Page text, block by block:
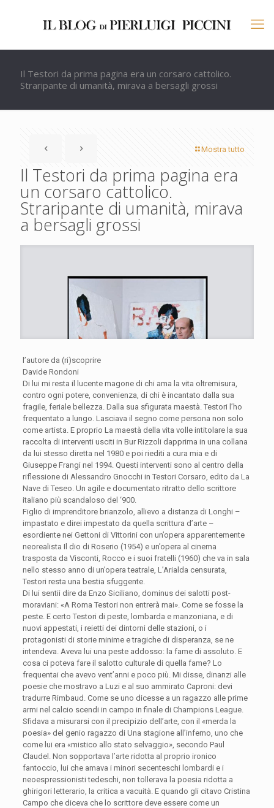
Il Testori da prima pagina era un corsaro cattolico.
Straripante di umanità, mirava a bersagli grossi
Mostra tutto
Il Testori da prima pagina era
un corsaro cattolico.
Straripante di umanità, mirava
a bersagli grossi
l’autore da (ri)scoprire
Davide Rondoni
Di lui mi resta il lucente magone di chi ama la vita oltremisura,
contro ogni potere, convenienza, di chi è incantato dalla sua
fragile, feriale bellezza. Dalla sua sfigurata maestà. Testori l’ho
frequentato a lungo. Lasciava il segno come persona non solo
come artista. E proprio La maestà della vita volle intitolare la sua
raccolta di interventi usciti in Bur Rizzoli dapprima in una collana
da lui stesso diretta nel 1980 e poi riediti a cura mia e di
Giuseppe Frangi nel 1994. Questi interventi sono al centro della
riflessione di Alessandro Gnocchi in Testori Corsaro, edito da La
Nave di Teseo. Un agile e documentato ritratto dello scrittore
italiano più scandaloso del ‘900.
Figlio di imprenditore brianzolo, allievo a distanza di Longhi –
impastato e direi impestato da quella scrittura d’arte –
esordiente nei Gettoni di Vittorini con un’opera apparentemente
neorealista Il dio di Roserio (1954) e un’opera al cinema
trasposta da Visconti, Rocco e i suoi fratelli (1960) che va in sala
nello stesso anno di un’opera teatrale, L’Arialda censurata,
Testori resta una bestia sfuggente.
Di lui sentii dire da Enzo Siciliano, dominus dei salotti post-
moraviani: «A Roma Testori non entrerà mai». Come se fosse la
peste. E certo Testori di peste, lombarda e manzoniana, e di
nuovi appestati, i reietti dei dintorni delle stazioni, o i
protagonisti di storie minime e tragiche di disperanza, se ne
intendeva. Aveva lui una peste addosso: la fame di assoluto. E
cosa ci poteva fare il salotto culturale di quella fame? Lo
frequentai che avevo vent’anni e poco più. Mi disse, dinanzi alle
poesie che mostravo a Luzi e al suo ammirato Caproni: devi
tradurre Rimbaud. Come se uno dicesse a un ragazzo alle prime
armi nel calcio scendi in campo in finale di Champions League.
Sfidava a misurarsi con il precipizio dell’arte, con il «merda la
poesia» del genio ragazzo di Una stagione all’inferno, uno che
come lui era «mistico allo stato selvaggio», secondo Paul
Claudel. Non sopportava l’arte ridotta al proprio ironico
fantoccio, lui che amava i minori secenteschi lombardi e i
neoespressionisti tedeschi, non tollerava la poesia ridotta a
ghirigori letterario, la critica a vacuità. E quando gli citavo Cristina
Campo che diceva che lo scrittore deve essere come un